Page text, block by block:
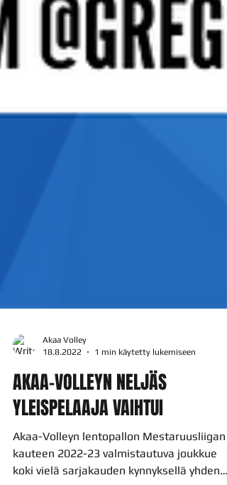
Akaa Volley
18.8.2022
1 min käytetty lukemiseen
AKAA-VOLLEYN NELJÄS
YLEISPELAAJA VAIHTUI